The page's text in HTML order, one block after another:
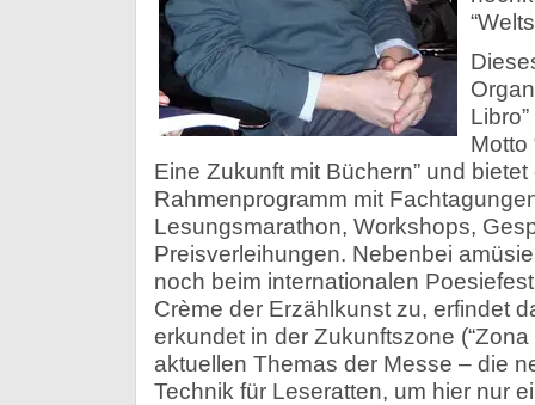
Motto
Eine Zukunft mit Büchern” und
Rahmenprogramm mit
Lesungsmarathon, Workshops,
Preisverleihungen. Nebenbei
noch beim internationalen
Crème der Erzählkunst zu, erfindet
erkundet in der Zukunftszone
aktuellen Themas der Messe – die
Technik für Leseratten, um hier nur